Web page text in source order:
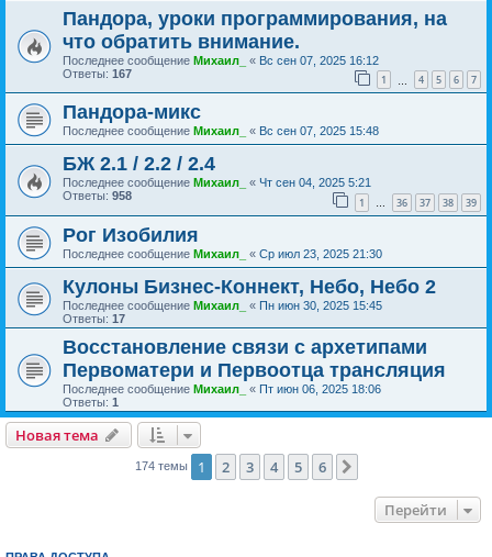
Пандора, уроки программирования, на
что обратить внимание.
Последнее сообщение Михаил_ « Вс сен 07, 2025 16:12
Ответы: 167 1 4 5 6 7
Пандора-микс
Последнее сообщение Михаил_ « Вс сен 07, 2025 15:48
БЖ 2.1 / 2.2 / 2.4
Последнее сообщение Михаил_ « Чт сен 04, 2025 5:21
Ответы: 958 1 … 36 37 38 39
Рог Изобилия
Последнее сообщение Михаил_ « Ср июл 23, 2025 21:30
Кулоны Бизнес-Коннект, Небо, Небо 2
Последнее сообщение Михаил_ « Пн июн 30, 2025 15:45
Ответы: 17
Восстановление связи с архетипами
Первоматери и Первоотца трансляция
Последнее сообщение Михаил_ « Пт июн 06, 2025 18:06
Ответы: 1
Новая тема
174 темы 1 2 3 4 5 6
Перейти